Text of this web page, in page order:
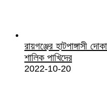
রায়গঞ্জের হাটপাঙ্গাসী
শালিক পাখিদের
2022-10-20